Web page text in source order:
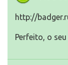
http://
Perfeito, o